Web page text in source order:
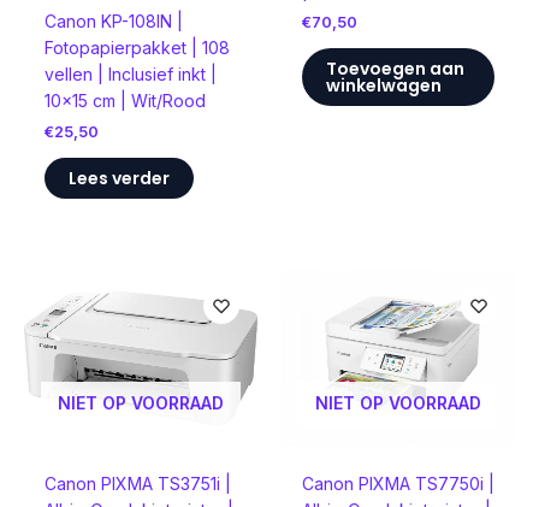
Canon KP-108IN |
Fotopapierpakket | 108
vellen | Inclusief inkt |
10×15 cm | Wit/Rood
€25,50
Lees verder
€70,50
Toevoegen aan
winkelwagen
NIET OP VOORRAAD
Canon PIXMA TS3751i |
NIET OP VOORRAAD
Canon PIXMA TS7750i |